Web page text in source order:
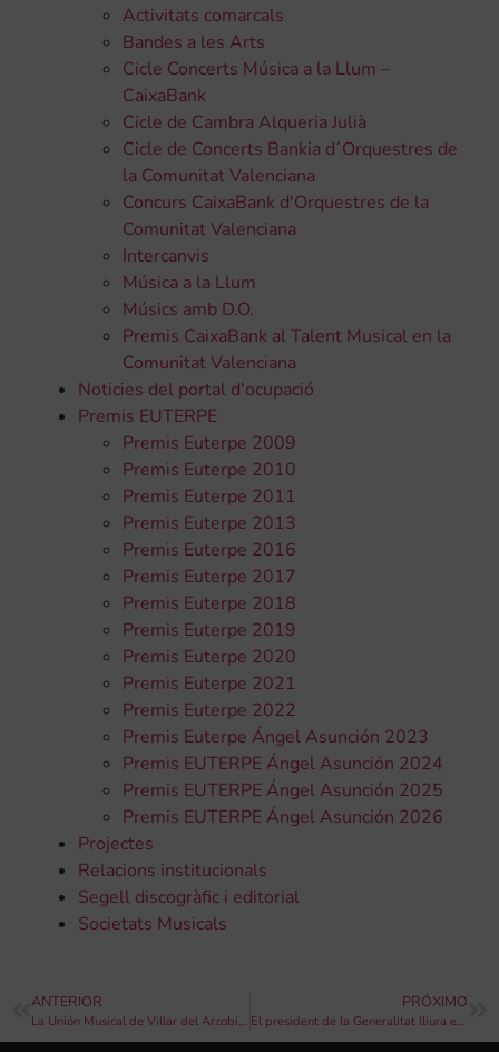
Activitats comarcals
Bandes a les Arts
Cicle Concerts Música a la Llum –
CaixaBank
Cicle de Cambra Alqueria Julià
Cicle de Concerts Bankia d´Orquestres de
la Comunitat Valenciana
Concurs CaixaBank d'Orquestres de la
Comunitat Valenciana
Intercanvis
Música a la Llum
Músics amb D.O.
Premis CaixaBank al Talent Musical en la
Comunitat Valenciana
Noticies del portal d'ocupació
Premis EUTERPE
Premis Euterpe 2009
Premis Euterpe 2010
Premis Euterpe 2011
Premis Euterpe 2013
Premis Euterpe 2016
Premis Euterpe 2017
Premis Euterpe 2018
Premis Euterpe 2019
Premis Euterpe 2020
Premis Euterpe 2021
Premis Euterpe 2022
Premis Euterpe Ángel Asunción 2023
Premis EUTERPE Ángel Asunción 2024
Premis EUTERPE Ángel Asunción 2025
Premis EUTERPE Ángel Asunción 2026
Projectes
Relacions institucionals
Segell discogràfic i editorial
Societats Musicals
ANTERIOR
La Unión Musical de Villar del Arzobispo dóna la benvinguda a sis nous músics en el Concert Extraordinari de Santa Cecília
PRÓXIMO
El president de la Generalitat lliura els XIX Premis Euterpe de la FSMCV